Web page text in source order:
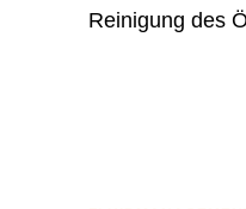
Reinigung des